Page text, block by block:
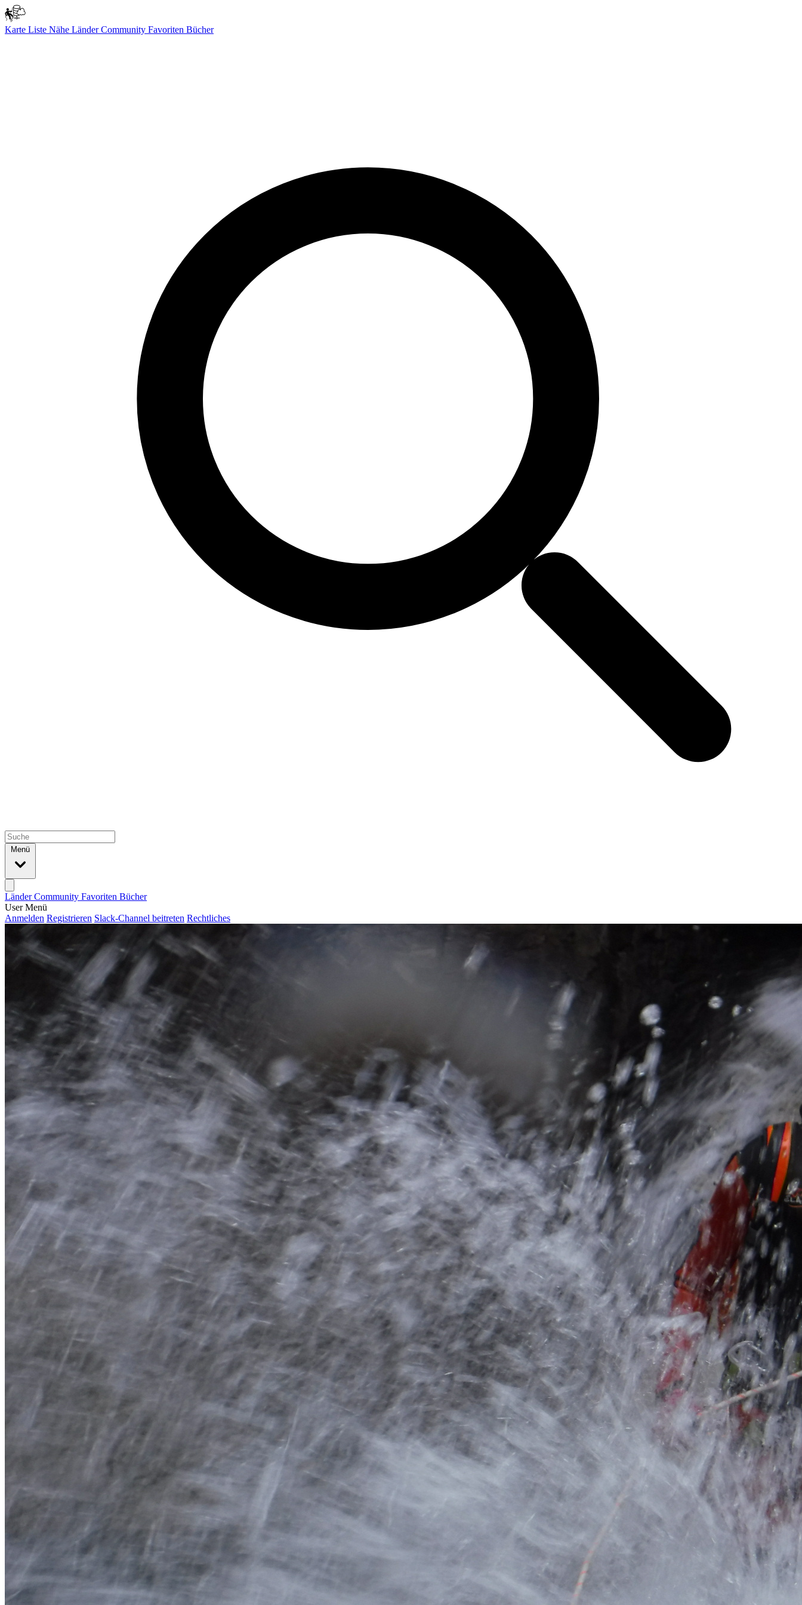
Karte Liste Nähe LänderCommunity Favoriten Bücher
Menü
LänderCommunity Favoriten Bücher
User Menü
Anmelden Registrieren Slack-Channel beitreten Rechtliches